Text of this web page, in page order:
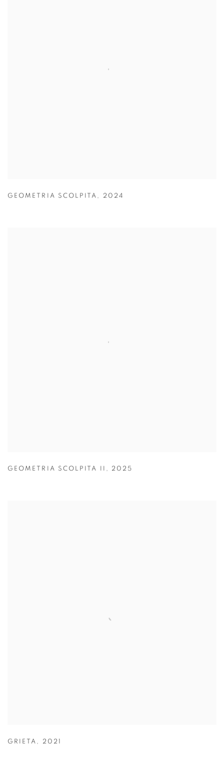
GEOMETRIA SCOLPITA , 2024
GEOMETRIA SCOLPITA II , 2025
GRIETA , 2021